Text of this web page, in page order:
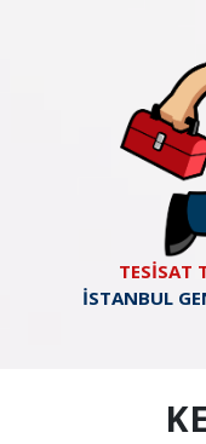
TESİSAT
İSTANBUL